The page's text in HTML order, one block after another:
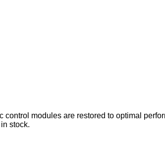
modules are restored to optimal
stock.